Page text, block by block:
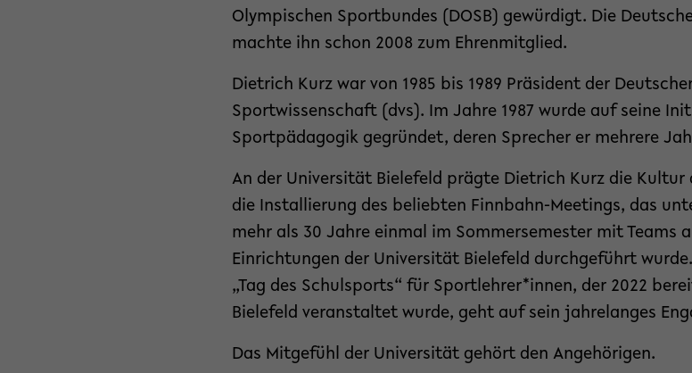
Olympischen Sportbundes (DOSB) gewürdigt. Die
machte ihn schon 2008 zum Ehrenmitglied.
Dietrich Kurz war von 1985 bis 1989 Präsident der
Sportwissenschaft (dvs). Im Jahre 1987 wurde auf seine
Sportpädagogik gegründet, deren Sprecher er mehrere
An der Universität Bielefeld prägte Dietrich Kurz die
die Installierung des beliebten Finnbahn-Meetings, das
mehr als 30 Jahre einmal im Sommersemester mit Teams
Einrichtungen der Universität Bielefeld durchgeführt
„Tag des Schulsports“ für Sportlehrer*innen, der 2022
Bielefeld veranstaltet wurde, geht auf sein jahrelanges
Das Mitgefühl der Universität gehört den Angehörigen.